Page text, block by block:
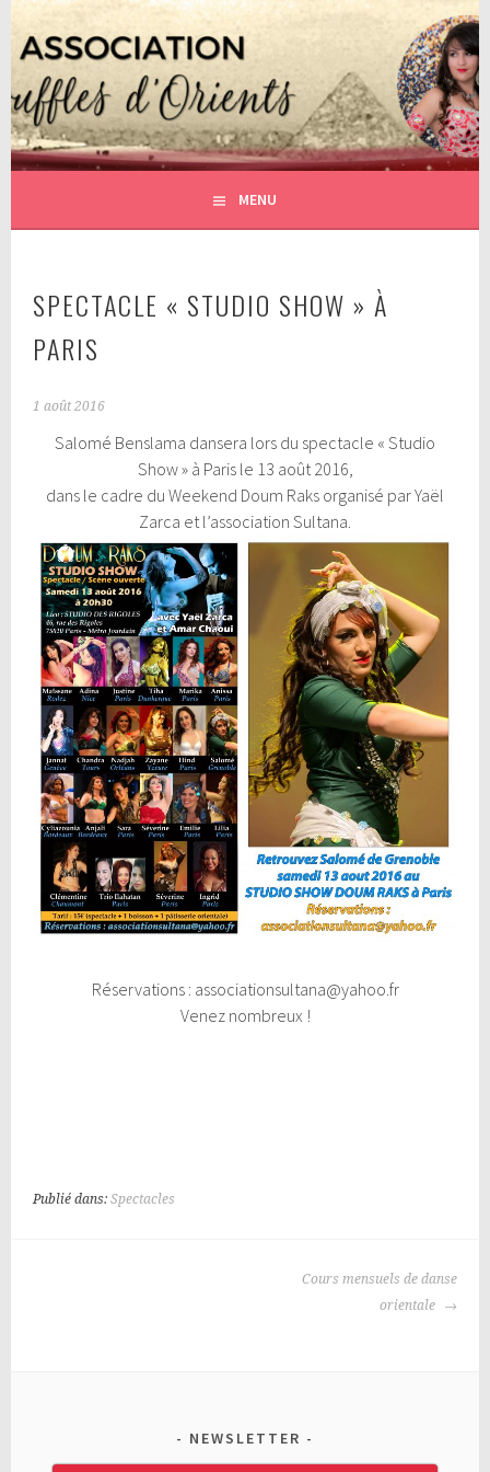
Aller
au
contenu
principalASSOCIATION SOUFFLES
D'ORIENTS
DANSE ORIENTALE AVEC SALOMÉ BENSLAMA
MENU
SPECTACLE « STUDIO SHOW » À
PARIS
1 août 2016
Salomé Benslama dansera lors du spectacle « Studio
Show » à Paris le 13 août 2016,
dans le cadre du Weekend Doum Raks organisé par Yaël
Zarca et l’association Sultana.
Réservations : associationsultana@yahoo.fr
Venez nombreux !
Publié dans:Spectacles
Cours mensuels de danse
orientale
NEWSLETTER